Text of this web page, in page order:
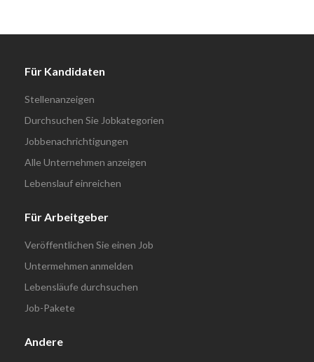
Für Kandidaten
Stellenanzeigen
Durchsuchen Sie Jobkategorien
Jobbenachrichtigungen
Alle Unternehmen anzeigen
Lebenslauf einreichen
Für Arbeitgeber
Veröffentlichen Sie einen Job
Untermehmen anmelden
Lebensläufe durchsuchen
Job-Pakete
Andere